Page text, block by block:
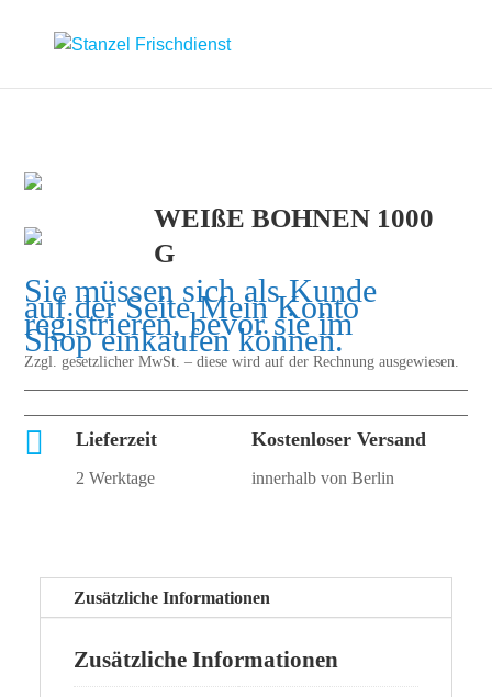
WEIßE BOHNEN 1000
G
Sie müssen sich als Kunde
auf der SeiteMein Konto
registrieren, bevor sie im
Shop einkaufen können.
Zzgl. gesetzlicher MwSt. – diese wird auf der Rechnung ausgewiesen.
 Lieferzeit
2 Werktage
Kostenloser Versand
innerhalb von Berlin
Zusätzliche Informationen
Zusätzliche Informationen